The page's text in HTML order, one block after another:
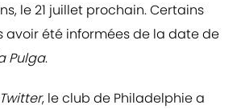
le 21 juillet prochain. Certains
avoir été informées de la date de
Pulga.
Twitter, le club de Philadelphie a